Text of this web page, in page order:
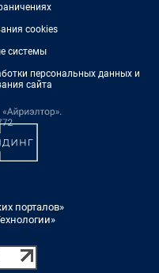
cookies
системы
персональных данных и
сайта
порталов»